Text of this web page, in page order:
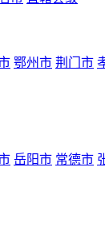
鄂州市 荆门市
岳阳市 常德市